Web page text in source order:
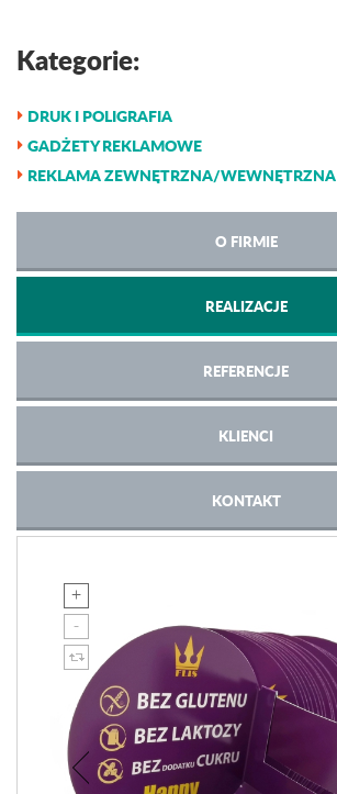
Kategorie:
DRUK I POLIGRAFIA
GADŻETY REKLAMOWE
REKLAMA ZEWNĘTRZNA/WEWNĘTRZNA
O FIRMIE
REALIZACJE
REFERENCJE
KLIENCI
KONTAKT